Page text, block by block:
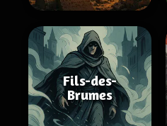
Fils-des-
Brumes